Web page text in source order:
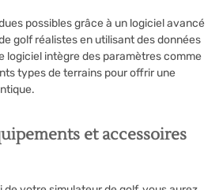
possibles grâce à un logiciel avancé
golf réalistes en utilisant des données
logiciel intègre des paramètres comme
types de terrains pour offrir une
et accessoires